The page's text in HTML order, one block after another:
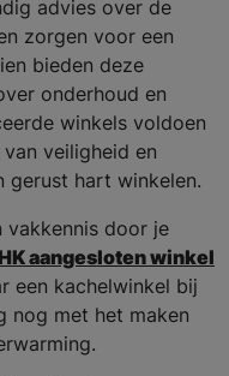
advies over de
zorgen voor een
bieden deze
onderhoud en
winkels voldoen
veiligheid en
gerust hart winkelen.
vakkennis door je
aangesloten winkel
een kachelwinkel bij
nog met het maken